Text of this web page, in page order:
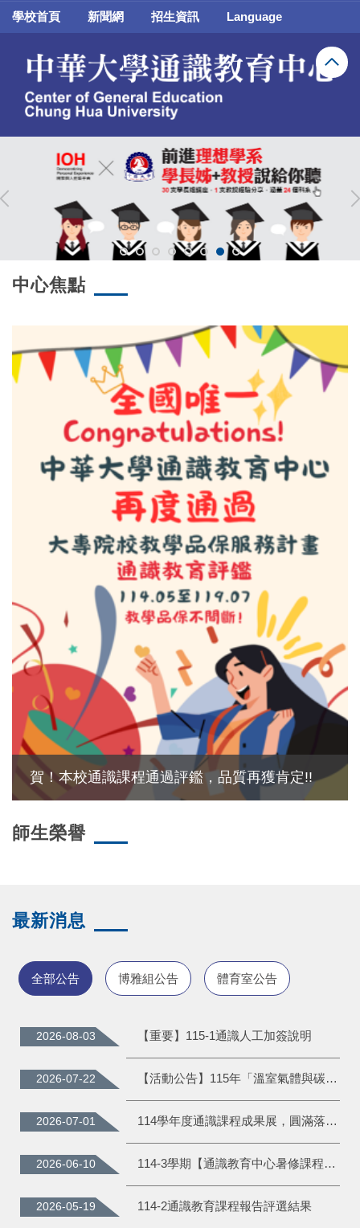
跳
學校首頁 新聞網 招生資訊 Language
中心焦點
賀！本校通識課程通過評鑑，品質再獲肯定!!
師生榮譽
最新消息
全部公告 博雅組公告 體育室公告
2026-08-03 【重要】115-1通識人工加簽說明
2026-07-22 【活動公告】115年「溫室氣體與碳足跡暨能源管理師培訓課程」課程資訊
2026-07-01 114學年度通識課程成果展，圓滿落幕~
2026-06-10 114-3學期【通識教育中心暑修課程公告】
2026-05-19 114-2通識教育課程報告評選結果